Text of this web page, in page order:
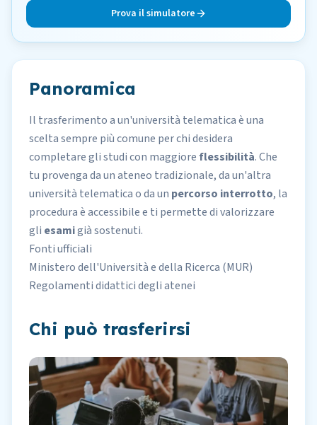
Prova il simulatore
Panoramica
Il trasferimento a un'università telematicaè una
scelta sempre più comune per chi desidera
completare gli studi con maggioreflessibilità. Che
tu provenga da un ateneo tradizionale, da un'altra
università telematica o da un percorso interrotto, la
procedura è accessibile e ti permette di valorizzare
gli esamigià sostenuti.
Fonti ufficiali
Ministero dell'Università e della Ricerca (MUR)
Regolamenti didattici degli atenei
Chi può trasferirsi